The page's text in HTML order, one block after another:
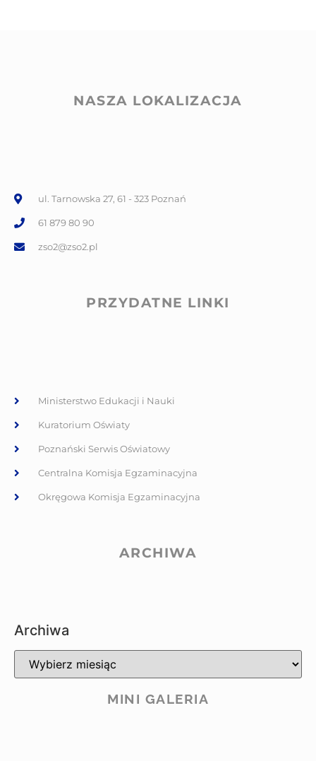
NASZA LOKALIZACJA
ul. Tarnowska 27, 61 - 323 Poznań
61 879 80 90
zso2@zso2.pl
PRZYDATNE LINKI
Ministerstwo Edukacji i Nauki
Kuratorium Oświaty
Poznański Serwis Oświatowy
Centralna Komisja Egzaminacyjna
Okręgowa Komisja Egzaminacyjna
ARCHIWA
Archiwa
MINI GALERIA